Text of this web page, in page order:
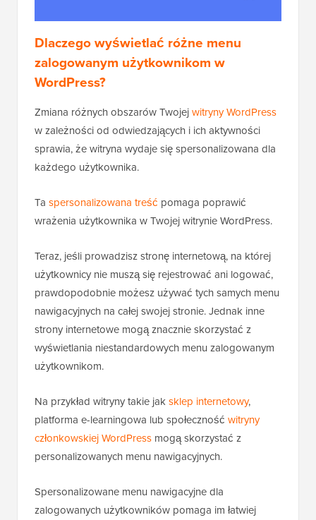
Dlaczego wyświetlać różne menu
zalogowanym użytkownikom w
WordPress?
Zmiana różnych obszarów Twojejwitryny WordPress
w zależności od odwiedzających i ich aktywności
sprawia, że witryna wydaje się spersonalizowana dla
każdego użytkownika.
Ta spersonalizowana treść pomaga poprawić
wrażenia użytkownika w Twojej witrynie WordPress.
Teraz, jeśli prowadzisz stronę internetową, na której
użytkownicy nie muszą się rejestrować ani logować,
prawdopodobnie możesz używać tych samych menu
nawigacyjnych na całej swojej stronie. Jednak inne
strony internetowe mogą znacznie skorzystać z
wyświetlania niestandardowych menu zalogowanym
użytkownikom.
Na przykład witryny takie jaksklep internetowy,
platforma e-learningowa lub społeczność witryny
członkowskiej WordPress mogą skorzystać z
personalizowanych menu nawigacyjnych.
Spersonalizowane menu nawigacyjne dla
zalogowanych użytkowników pomaga im łatwiej